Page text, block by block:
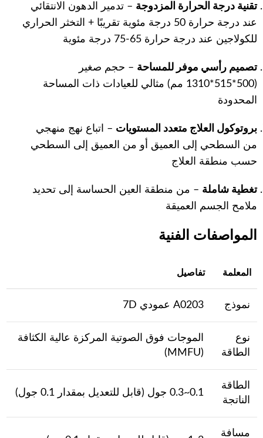
تقنية درجة الحرارة المزدوجة – تدمير الدهون الانتقائي
عند درجة حرارة 50 درجة مئوية تقريبًا + التخثر الحراري
للكولاجين عند درجة حرارة 65-75 درجة مئوية
تصميم رأسي موفر للمساحة – حجم صغير
(500*515*1310 مم) مثالي للعيادات ذات المساحة
المحدودة
بروتوكول العلاج متعدد المستويات – اتباع نهج منهجي
من السطحي إلى العميق أو من العميق إلى السطحي
حسب منطقة العلاج
تغطية شاملة – من منطقة العين الحساسة إلى تحديد
ملامح الجسم العميقة
المواصفات الفنية
المعلمة تفاصيل
نموذج A0203 عمودي 7D
نوع
الطاقة
الموجات فوق الصوتية المركزة عالية الكثافة
(MMFU)
الطاقة
الناتجة
0.1~0.3 جول (قابل للتعديل بمقدار 0.1 جول)
مسافة